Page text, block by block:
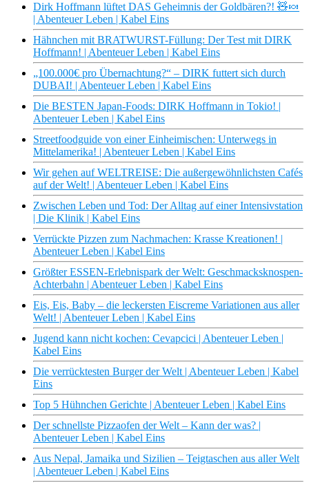
Dirk Hoffmann lüftet DAS Geheimnis der Goldbären?! 🧸🍬
| Abenteuer Leben | Kabel Eins
Hähnchen mit BRATWURST-Füllung: Der Test mit DIRK
Hoffmann! | Abenteuer Leben | Kabel Eins
„100.000€ pro Übernachtung?“ – DIRK futtert sich durch
DUBAI! | Abenteuer Leben | Kabel Eins
Die BESTEN Japan-Foods: DIRK Hoffmann in Tokio! |
Abenteuer Leben | Kabel Eins
Streetfoodguide von einer Einheimischen: Unterwegs in
Mittelamerika! | Abenteuer Leben | Kabel Eins
Wir gehen auf WELTREISE: Die außergewöhnlichsten Cafés
auf der Welt! | Abenteuer Leben | Kabel Eins
Zwischen Leben und Tod: Der Alltag auf einer Intensivstation
| Die Klinik | Kabel Eins
Verrückte Pizzen zum Nachmachen: Krasse Kreationen! |
Abenteuer Leben | Kabel Eins
Größter ESSEN-Erlebnispark der Welt: Geschmacksknospen-
Achterbahn | Abenteuer Leben | Kabel Eins
Eis, Eis, Baby – die leckersten Eiscreme Variationen aus aller
Welt! | Abenteuer Leben | Kabel Eins
Jugend kann nicht kochen: Cevapcici | Abenteuer Leben |
Kabel Eins
Die verrücktesten Burger der Welt | Abenteuer Leben | Kabel
Eins
Top 5 Hühnchen Gerichte | Abenteuer Leben | Kabel Eins
Der schnellste Pizzaofen der Welt – Kann der was? |
Abenteuer Leben | Kabel Eins
Aus Nepal, Jamaika und Sizilien – Teigtaschen aus aller Welt
| Abenteuer Leben | Kabel Eins